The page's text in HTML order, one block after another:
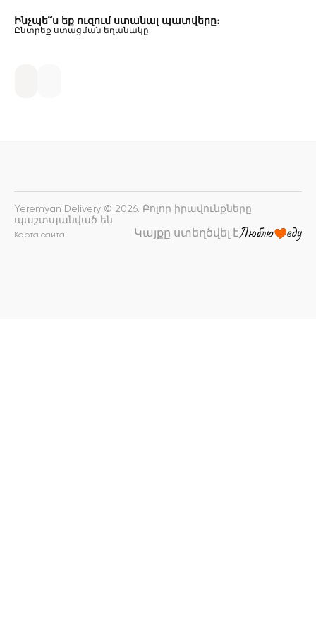
Ինչպե՞ս եք ուզում ստանալ պատվերը։
Ընտրեք ստացման եղանակը
Yeremyan Delivery © 2026. Բոլոր իրավունքները
պաշտպանված են
Карта сайта Կայքը ստեղծվել է